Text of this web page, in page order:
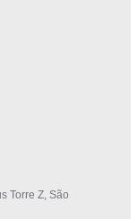
Torre Z, São